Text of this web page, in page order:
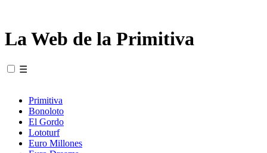
La Web de la Primitiva
☰
Primitiva
Bonoloto
El Gordo
Lototurf
Euro Millones